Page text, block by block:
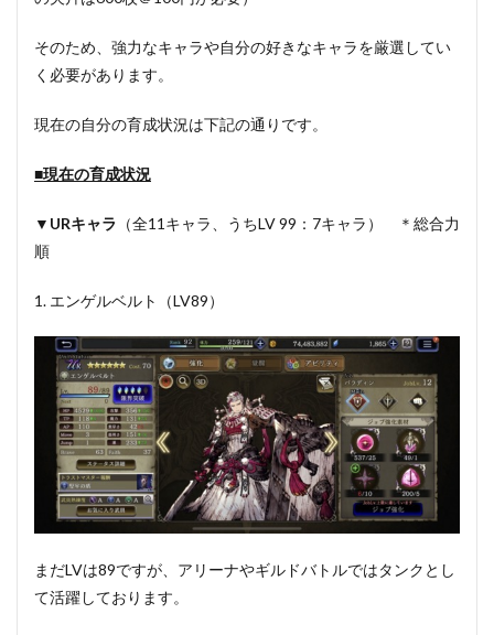
そのため、強力なキャラや自分の好きなキャラを厳選してい
く必要があります。
現在の自分の育成状況は下記の通りです。
■現在の育成状況
▼URキャラ
（全11キャラ、うちLV 99：7キャラ） ＊総合力
順
1. エンゲルベルト（LV89）
まだLVは89ですが、アリーナやギルドバトルではタンクとし
て活躍しております。